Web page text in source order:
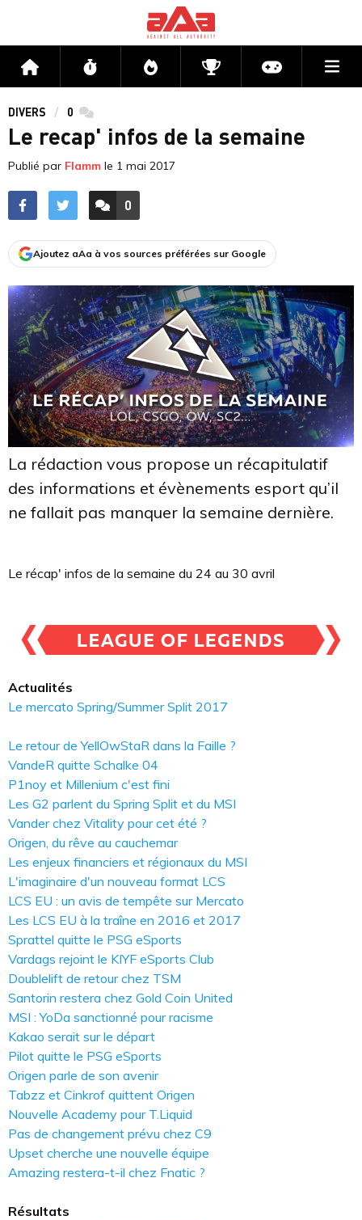
Accueil Flux Directs CompétitionsActu jeux
DIVERS 0 commentaires
Le recap' infos de la semaine
Publié par Flamm le 1 mai 2017
ACCÉDER AUX
0
COMMENTAIRES
Ajoutez aAa à vos sources préférées sur Google
La rédaction vous propose un récapitulatif
des informations et évènements esport qu’il
ne fallait pas manquer la semaine dernière.
Le récap' infos de la semaine du 24 au 30 avril
Actualités
Le mercato Spring/Summer Split 2017
Le retour de YellOwStaR dans la Faille ?
VandeR quitte Schalke 04
P1noy et Millenium c'est fini
Les G2 parlent du Spring Split et du MSI
Vander chez Vitality pour cet été ?
Origen, du rêve au cauchemar
Les enjeux financiers et régionaux du MSI
L'imaginaire d'un nouveau format LCS
LCS EU : un avis de tempête sur Mercato
Les LCS EU à la traîne en 2016 et 2017
Sprattel quitte le PSG eSports
Vardags rejoint le KIYF eSports Club
Doublelift de retour chez TSM
Santorin restera chez Gold Coin United
MSI : YoDa sanctionné pour racisme
Kakao serait sur le départ
Pilot quitte le PSG eSports
Origen parle de son avenir
Tabzz et Cinkrof quittent Origen
Nouvelle Academy pour T.Liquid
Pas de changement prévu chez C9
Upset cherche une nouvelle équipe
Amazing restera-t-il chez Fnatic ?
Résultats